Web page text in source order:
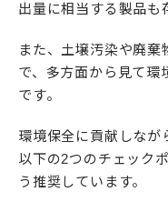
出量に相当する製品も
また、土壌汚染や廃
で、多方面から見て環
です。
環境保全に貢献しなが
以下の2つのチェック
う推奨しています。